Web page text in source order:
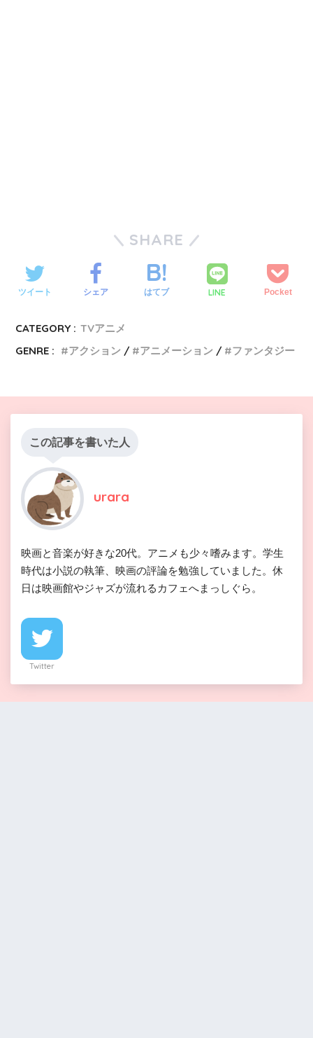
SHARE
ツイート シェア はてブ LINE Pocket
CATEGORY : TVアニメ
GENRE :
アクション アニメーション ファンタジー
この記事を書いた人
urara
映画と音楽が好きな20代。アニメも少々嗜みます。学生
時代は小説の執筆、映画の評論を勉強していました。休
日は映画館やジャズが流れるカフェへまっしぐら。
Twitter